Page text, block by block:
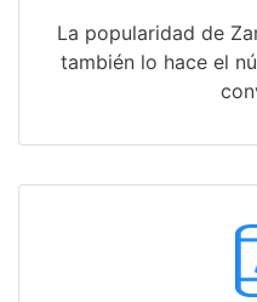
La popularidad de
también lo hace el